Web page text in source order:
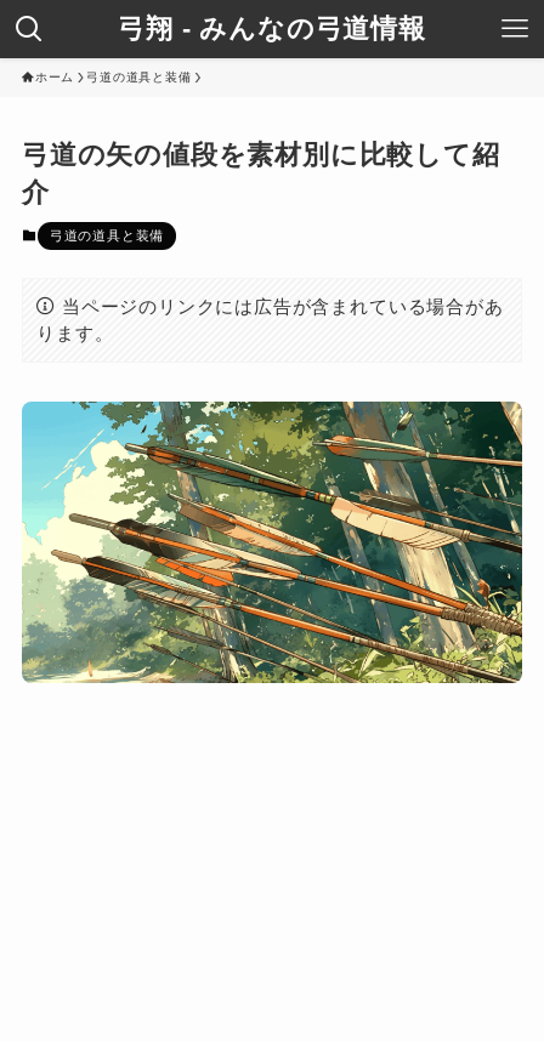
弓翔 - みんなの弓道情報
ホーム 弓道の道具と装備
弓道の矢の値段を素材別に比較して紹
介
弓道の道具と装備
当ページのリンクには広告が含まれている場合があ
ります。